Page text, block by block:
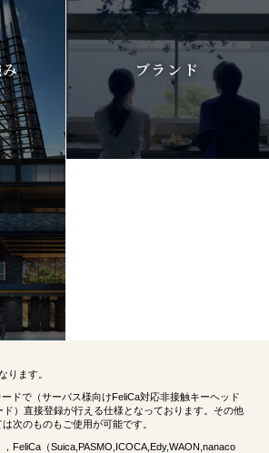
ります。
ードで（サーパス様向けFeliCa対応非接触キーヘッド
ド）直接登録が行える仕様となっております。その他
次のものもご使用が可能です。
，FeliCa（Suica,PASMO,ICOCA,Edy,WAON,nanaco
ブランド